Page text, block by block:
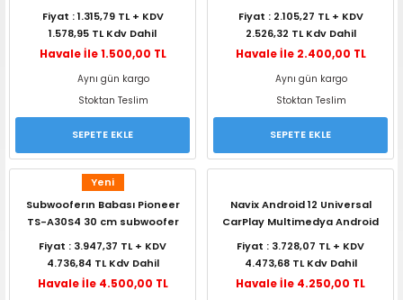
Fiyat : 1.315,79 TL + KDV
1.578,95 TL Kdv Dahil
Havale İle 1.500,00 TL
Aynı gün kargo
Stoktan Teslim
SEPETE EKLE
Fiyat : 2.105,27 TL + KDV
2.526,32 TL Kdv Dahil
Havale İle 2.400,00 TL
Aynı gün kargo
Stoktan Teslim
SEPETE EKLE
Yeni
Subwooferın Babası Pioneer
TS-A30S4 30 cm subwoofer
Fiyat : 3.947,37 TL + KDV
4.736,84 TL Kdv Dahil
Havale İle 4.500,00 TL
Navix Android 12 Universal
CarPlay Multimedya Android
Fiyat : 3.728,07 TL + KDV
4.473,68 TL Kdv Dahil
Havale İle 4.250,00 TL